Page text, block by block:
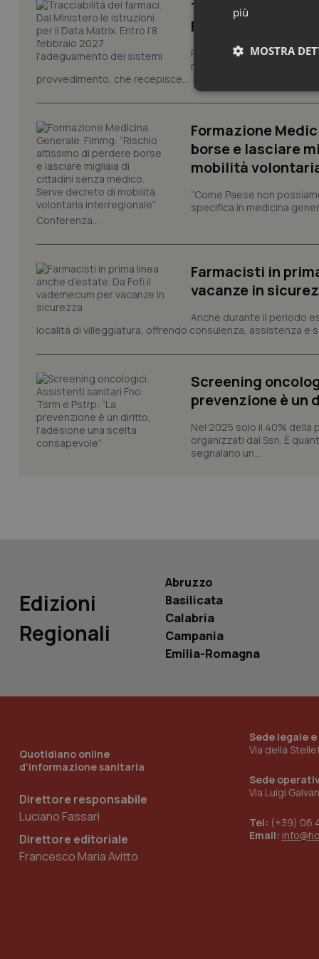
Tracciabilità dei
Entro l’8 febbraio
Pronta la circolare con le
modello europeo di
provvedimento, che recepisce...
Formazione
borse e lasciare
mobilità
“Come Paese non
specifica in medicina
Conferenza...
Farmacisti in
vacanze in
Anche durante il periodo
località di villeggiatura, offrendo consulenza, assistenza e
Screening
prevenzione è un
Nel 2025 solo il 40% della
organizzati dal Ssn. È
segnalano un...
Edizioni
Regionali
Abruzzo
Basilicata
Calabria
Campania
Emilia-Romagna
Quotidiano online
d'informazione sanitaria
Direttore responsabile
Luciano Fassari
Direttore editoriale
Francesco Maria Avitto
Sede legale
Via della
Sede
Via Luigi
Tel: (+39) 06
Email:
più
MOSTRA
tracking-sites-
tracking-sites-
session-id
Nome
_ga_0VMQEQKQ1N
Nome
__Secure-YNID